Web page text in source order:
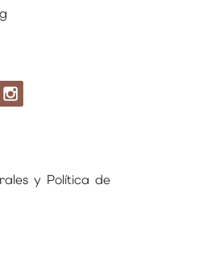
y Política de